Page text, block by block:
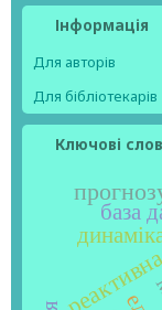
Інформація
Для авторів
Для бібліотекарів
Ключові
база